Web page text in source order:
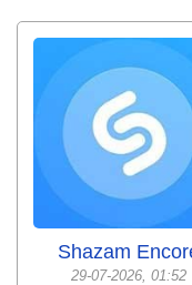
Shazam
29-07-2026, 01:52